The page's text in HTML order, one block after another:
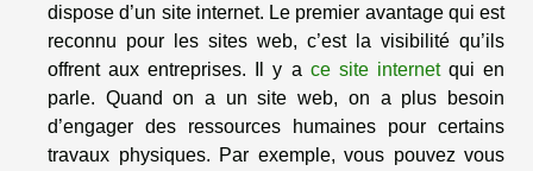
dispose d’un site internet. Le premier avantage qui est
reconnu pour les sites web, c’est la visibilité qu’ils
offrent aux entreprises. Il y a ce site internetqui en
parle. Quand on a un site web, on a plus besoin
d’engager des ressources humaines pour certains
travaux physiques. Par exemple, vous pouvez vous